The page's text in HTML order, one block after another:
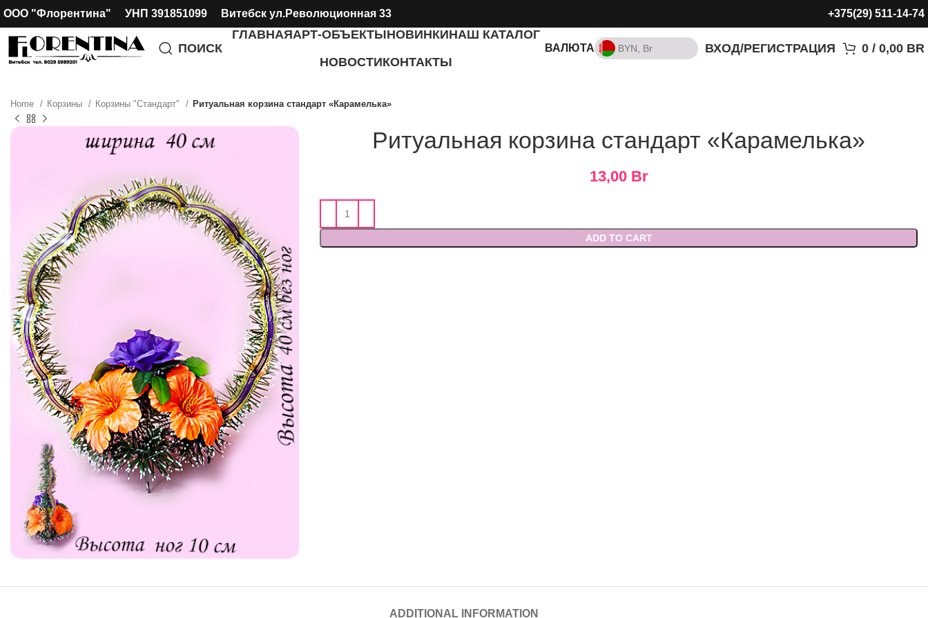
ООО "Флорентина" УНП 391851099 Витебск ул.Революционная 33 +375(29) 511-14-74
ПОИСК
ГЛАВНАЯАРТ-ОБЪЕКТЫНОВИНКИНАШ КАТАЛОГ
НОВОСТИКОНТАКТЫ
ВАЛЮТА BYN, Br
BYN, Br ВХОД/РЕГИСТРАЦИЯ 0 / 0,00 BR
Home Корзины Корзины "Стандарт" Ритуальная корзина стандарт «Карамелька»
Ритуальная корзина стандарт «Карамелька»
13,00 Br
ADD TO CART
ADDITIONAL INFORMATION